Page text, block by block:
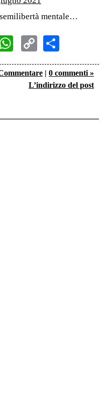
mentale…
WhatsApp
Copy
Link
| 0 commenti »
L’indirizzo del post